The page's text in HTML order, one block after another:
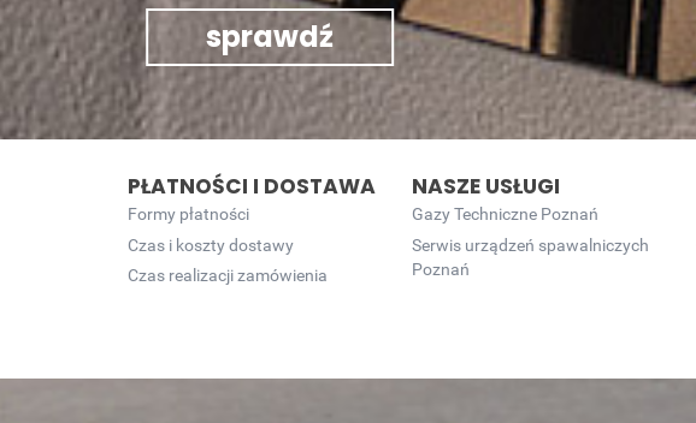
sprawdź
PŁATNOŚCI I DOSTAWA
Formy płatności
Czas i koszty dostawy
Czas realizacji zamówienia
NASZE USŁUGI
Gazy Techniczne Poznań
Serwis urządzeń spawalniczych
Poznań